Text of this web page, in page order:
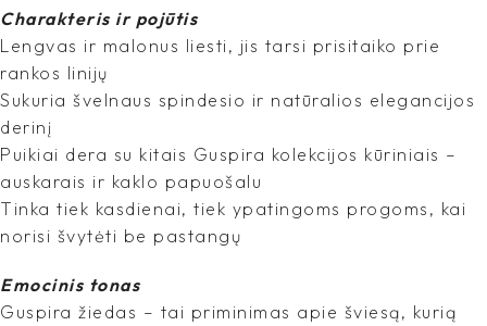
Charakteris ir pojūtis
Lengvas ir malonus liesti, jis tarsi prisitaiko prie
rankos linijų
Sukuria švelnaus spindesio ir natūralios elegancijos
derinį
Puikiai dera su kitais Guspira kolekcijos kūriniais –
auskarais ir kaklo papuošalu
Tinka tiek kasdienai, tiek ypatingoms progoms, kai
norisi švytėti be pastangų
Emocinis tonas
Guspira žiedas – tai priminimas apie šviesą, kurią